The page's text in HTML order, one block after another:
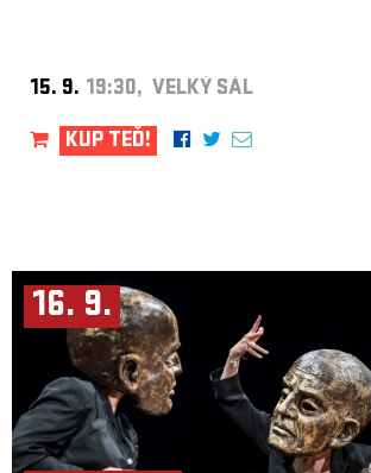
15. 9. 19:30, VELKÝ SÁL
KUP TEĎ!
16. 9.